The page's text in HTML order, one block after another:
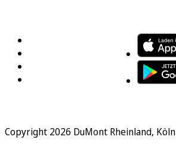
Copyright 2026 DuMont Rheinland, Köln